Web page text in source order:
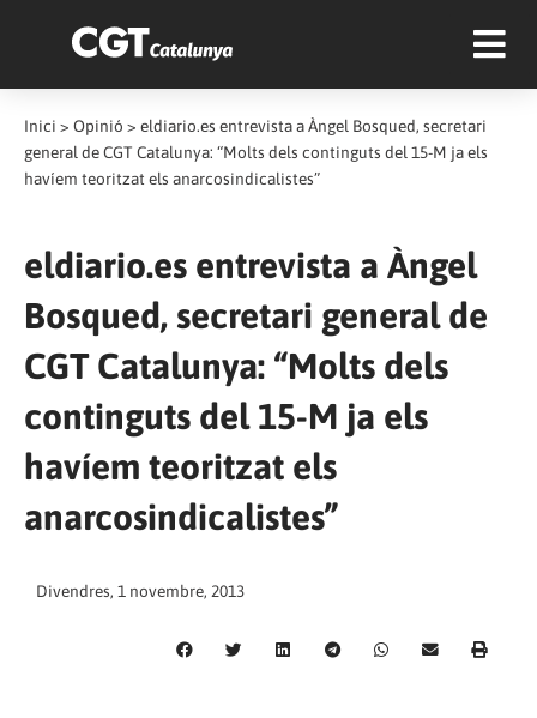
Inici > Opinió > eldiario.es entrevista a Àngel Bosqued, secretari
general de CGT Catalunya: “Molts dels continguts del 15-M ja els
havíem teoritzat els anarcosindicalistes”
eldiario.es entrevista a Àngel
Bosqued, secretari general de
CGT Catalunya: “Molts dels
continguts del 15-M ja els
havíem teoritzat els
anarcosindicalistes”
Divendres, 1 novembre, 2013